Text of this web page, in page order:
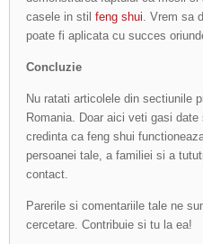
casele in stil feng shui. Vrem sa
poate fi aplicata cu succes
Concluzie
Nu ratati articolele din sectiunile
Romania. Doar aici veti gasi
credinta ca feng shui
persoanei tale, a familiei si a
contact.
Parerile si comentariile tale ne
cercetare. Contribuie si tu la ea!